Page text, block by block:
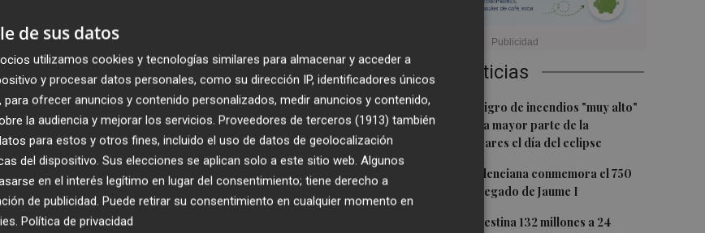
Últimas Noticias
1Aemet prevé peligro de incendios "muy alto"
o "extremo" en la mayor parte de la
Península y Baleares el día del eclipse
2
La Biblioteca Valenciana conmemora el 750
aniversario del legado de Jaume I
La Generalitat destina 132 millones a 24
empresarial y territorial. Destacó que las comarcas
su dinamismo es clave para el crecimiento de
solo será posible con una colaboración público-
reales.
de los retos económicos de la Comunitat
reforzar el apoyo a pymes y autónomos, esenciales
del impacto que la excesiva carga normativa y la
competitividad y la capacidad de crecimiento de las
a CEOE para impulsar un marco regulatorio más
de sus datos
utilizamos cookies y tecnologías similares para almacenar y acceder a
y procesar datos personales, como su dirección IP, identificadores únicos
para ofrecer anuncios y contenido personalizados, medir anuncios y contenido,
la audiencia y mejorar los servicios. Proveedores de terceros (1913) también
para estos y otros fines, incluido el uso de datos de geolocalización
del dispositivo. Sus elecciones se aplican solo a este sitio web. Algunos
en el interés legítimo en lugar del consentimiento; tiene derecho a
de publicidad. Puede retirar su consentimiento en cualquier momento en
. Política de privacidad